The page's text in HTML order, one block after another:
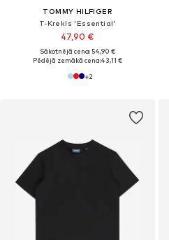
TOMMY HILFIGER
T-Krekls 'Essential'
47,90 €
Sākotnējā cena: 54,90 €
Pēdējā zemākā cena:43,11 €
+2